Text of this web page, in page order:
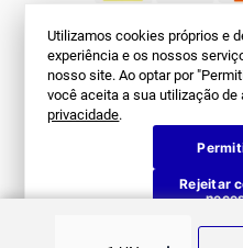
Utilizamos cookies próprios e
experiência e os nossos
nosso site. Ao optar por
você aceita a sua utilização
privacidade.
Rejeitar